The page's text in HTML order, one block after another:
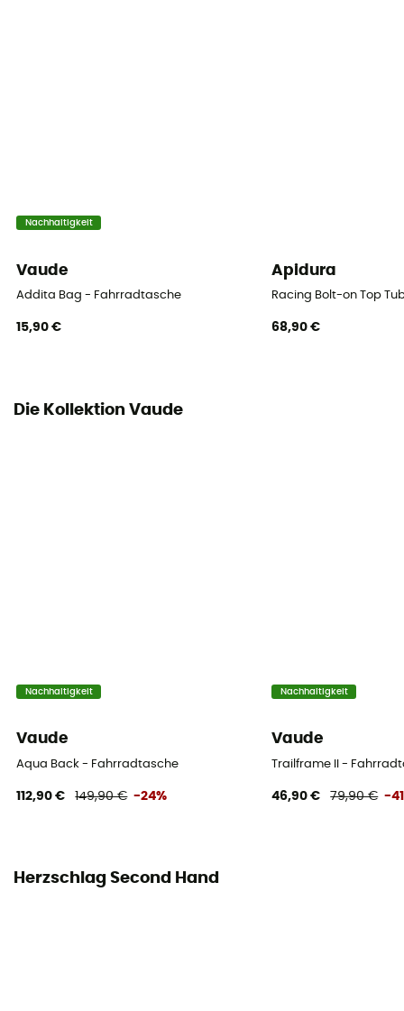
QMR 2.0
Anzahl der Taschen
Dieses Produkt enthält 2 Taschen
Nachhaltigkeit
Vaude
Addita Bag - Fahrradtasche
15,90 €
Apidura
Racing Bolt-on Top
68,90 €
Die Kollektion Vaude
Nachhaltigkeit
Vaude
Aqua Back - Fahrradtasche
112,90 € 149,90 € -24%
Nachhaltigkeit
Vaude
Trailframe II -
46,90 € 79,90 € -
Herzschlag Second Hand